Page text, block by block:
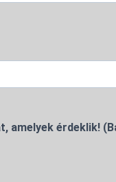
amelyek érdeklik!